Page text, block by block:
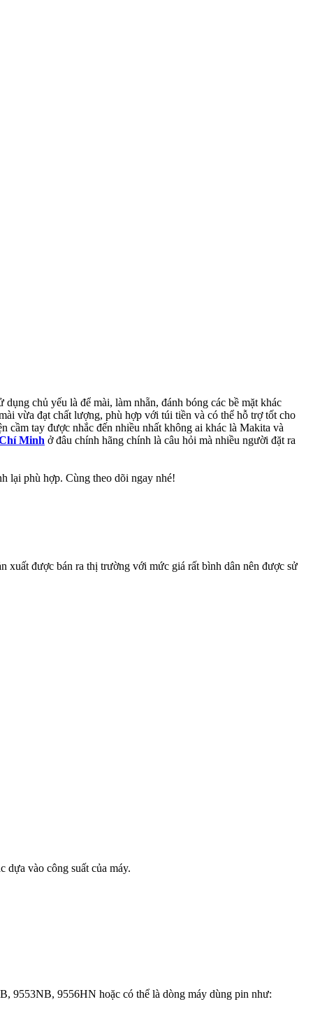
chủ yếu là để mài, làm nhẵn, đánh bóng các bề mặt khác
vừa đạt chất lượng, phù hợp với túi tiền và có thể hỗ trợ tốt cho
cầm tay được nhắc đến nhiều nhất không ai khác là Makita và
Minh ở đâu chính hãng chính là câu hỏi mà nhiều người đặt ra
lại phù hợp. Cùng theo dõi ngay nhé!
xuất được bán ra thị trường với mức giá rất bình dân nên được sử
vào công suất của máy.
9553NB, 9556HN hoặc có thể là dòng máy dùng pin như: